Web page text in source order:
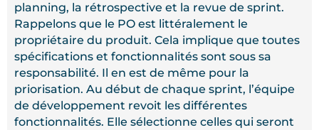
planning, la rétrospective et la revue de sprint.
Rappelons que le PO est littéralement le
propriétaire du produit. Cela implique que toutes
spécifications et fonctionnalités sont sous sa
responsabilité. Il en est de même pour la
priorisation. Au début de chaque sprint, l’équipe
de développement revoit les différentes
fonctionnalités. Elle sélectionne celles qui seront